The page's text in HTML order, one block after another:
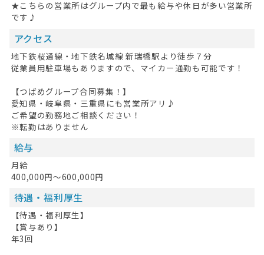
★こちらの営業所はグループ内で最も給与や休日が多い営業所
です♪
アクセス
地下鉄桜通線・地下鉄名城線 新瑞橋駅より徒歩７分
従業員用駐車場もありますので、マイカー通勤も可能です！
【つばめグループ合同募集！】
愛知県・岐阜県・三重県にも営業所アリ♪
ご希望の勤務地ご相談ください！
※転勤はありません
給与
月給
400,000円～600,000円
待遇・福利厚生
【待遇・福利厚生】
【賞与あり】
年3回